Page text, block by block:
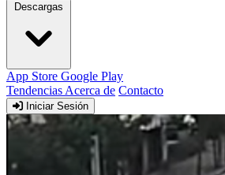
Descargas
App Store Google Play
Tendencias Acerca de Contacto
Iniciar Sesión